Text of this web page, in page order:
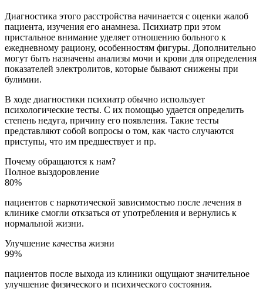
Диагностика этого расстройства начинается с оценки жалоб
пациента, изучения его анамнеза. Психиатр при этом
пристальное внимание уделяет отношению больного к
ежедневному рациону, особенностям фигуры. Дополнительно
могут быть назначены анализы мочи и крови для определения
показателей электролитов, которые бывают снижены при
булимии.
В ходе диагностики психиатр обычно использует
психологические тесты. С их помощью удается определить
степень недуга, причину его появления. Такие тесты
представляют собой вопросы о том, как часто случаются
приступы, что им предшествует и пр.
Почему обращаются к нам?
Полное выздоровление
80%
пациентов с наркотической зависимостью после лечения в
клинике смогли откзаться от употребления и вернулись к
нормальной жизни.
Улучшение качества жизни
99%
пациентов после выхода из клиники ощущают значительное
улучшение физического и психического состояния.